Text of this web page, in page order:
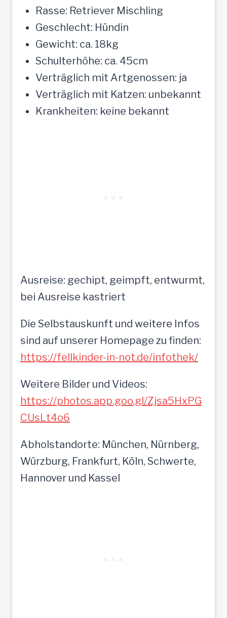
Rasse: Retriever Mischling
Geschlecht: Hündin
Gewicht: ca. 18kg
Schulterhöhe: ca. 45cm
Verträglich mit Artgenossen: ja
Verträglich mit Katzen: unbekannt
Krankheiten: keine bekannt
Ausreise: gechipt, geimpft, entwurmt,
bei Ausreise kastriert
Die Selbstauskunft und weitere Infos
sind auf unserer Homepage zu finden:
https://fellkinder-in-not.de/infothek/
Weitere Bilder und Videos:
https://photos.app.goo.gl/Zjsa5HxPG
CUsLt4o6
Abholstandorte: München, Nürnberg,
Würzburg, Frankfurt, Köln, Schwerte,
Hannover und Kassel